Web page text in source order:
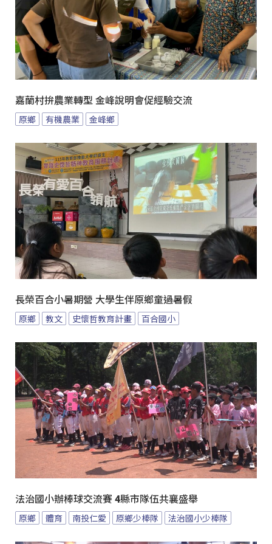
嘉蘭村拚農業轉型 金峰說明會促經驗交流
原鄉 有機農業 金峰鄉
長榮百合小暑期營 大學生伴原鄉童過暑假
原鄉 教文 史懷哲教育計畫 百合國小
法治國小辦棒球交流賽 4縣市隊伍共襄盛舉
原鄉 體育 南投仁愛 原鄉少棒隊 法治國小少棒隊